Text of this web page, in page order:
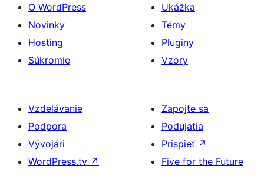
O WordPress
Novinky
Hosting
Súkromie
Ukážka
Témy
Pluginy
Vzory
Vzdelávanie
Podpora
Vývojári
WordPress.tv ↗
Zapojte sa
Podujatia
Prispieť ↗
Five for the Future